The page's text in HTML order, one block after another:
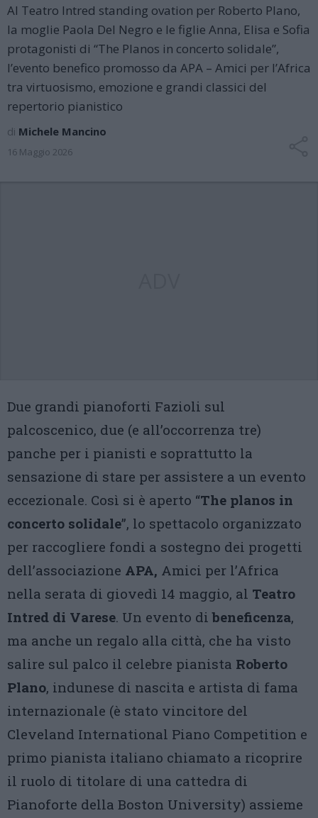
Al Teatro Intred standing ovation per Roberto Plano,
la moglie Paola Del Negro e le figlie Anna, Elisa e Sofia
protagonisti di “The Planos in concerto solidale”,
l’evento benefico promosso da APA – Amici per l’Africa
tra virtuosismo, emozione e grandi classici del
repertorio pianistico
di Michele Mancino
16 Maggio 2026
Due grandi pianoforti Fazioli sul
palcoscenico, due (e all’occorrenza tre)
panche per i pianisti e soprattutto la
sensazione di stare per assistere a un evento
eccezionale. Così si è aperto “The planos in
concerto solidale”, lo spettacolo organizzato
per raccogliere fondi a sostegno dei progetti
dell’associazione APA, Amici per l’Africa
nella serata di giovedì 14 maggio, al Teatro
Intred di Varese. Un evento dibeneficenza,
ma anche un regalo alla città, che ha visto
salire sul palco il celebre pianista Roberto
Plano, indunese di nascita e artista di fama
internazionale (è stato vincitore del
Cleveland International Piano Competition e
primo pianista italiano chiamato a ricoprire
il ruolo di titolare di una cattedra di
Pianoforte della Boston University) assieme